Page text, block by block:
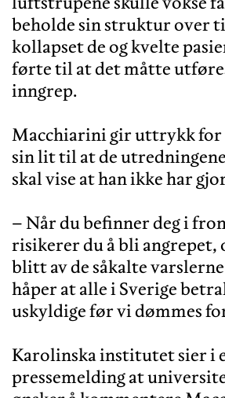
beholde sin struktur over
kollapset de og kvelte
førte til at det måtte
inngrep.
Macchiarini gir uttrykk for
sin lit til at de
skal vise at han ikke har
– Når du befinner deg i
risikerer du å bli angrepet,
blitt av de såkalte
håper at alle i Sverige
uskyldige før vi dømmes
Karolinska institutet sier i
pressemelding at